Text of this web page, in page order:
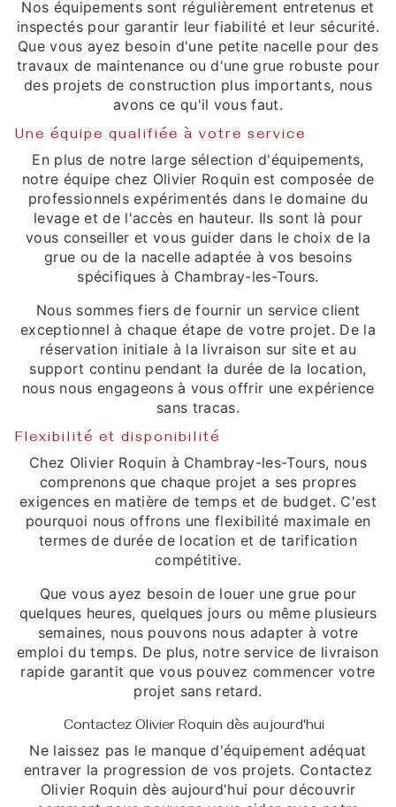
Nos équipements sont régulièrement entretenus et
inspectés pour garantir leur fiabilité et leur sécurité.
Que vous ayez besoin d'une petite nacelle pour des
travaux de maintenance ou d'une grue robuste pour
des projets de construction plus importants, nous
avons ce qu'il vous faut.
Une équipe qualifiée à votre service
En plus de notre large sélection d'équipements,
notre équipe chez Olivier Roquin est composée de
professionnels expérimentés dans le domaine du
levage et de l'accès en hauteur. Ils sont là pour
vous conseiller et vous guider dans le choix de la
grue ou de la nacelle adaptée à vos besoins
spécifiques à Chambray-les-Tours.
Nous sommes fiers de fournir un service client
exceptionnel à chaque étape de votre projet. De la
réservation initiale à la livraison sur site et au
support continu pendant la durée de la location,
nous nous engageons à vous offrir une expérience
sans tracas.
Flexibilité et disponibilité
Chez Olivier Roquin à Chambray-les-Tours, nous
comprenons que chaque projet a ses propres
exigences en matière de temps et de budget. C'est
pourquoi nous offrons une flexibilité maximale en
termes de durée de location et de tarification
compétitive.
Que vous ayez besoin de louer une grue pour
quelques heures, quelques jours ou même plusieurs
semaines, nous pouvons nous adapter à votre
emploi du temps. De plus, notre service de livraison
rapide garantit que vous pouvez commencer votre
projet sans retard.
Contactez Olivier Roquin dès aujourd'hui
Ne laissez pas le manque d'équipement adéquat
entraver la progression de vos projets. Contactez
Olivier Roquin dès aujourd'hui pour découvrir